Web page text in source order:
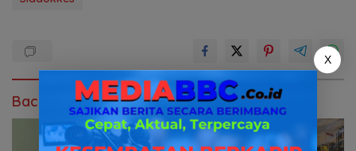
Baca Juga
X